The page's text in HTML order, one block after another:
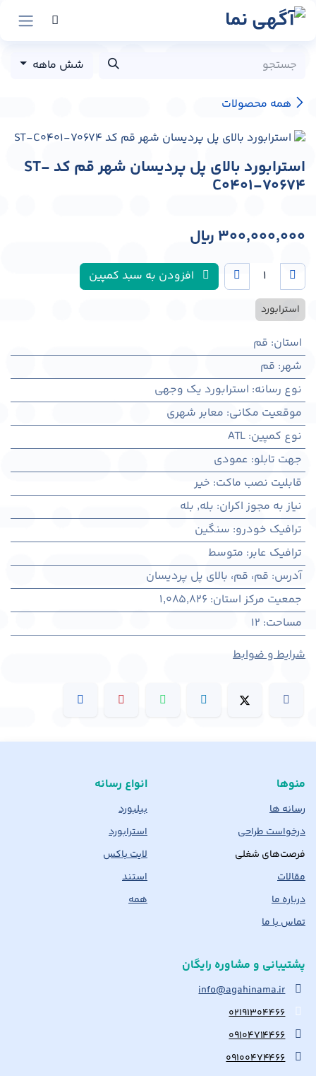
پرش به محتوا
همه محصولات
شش ماهه
استرابورد بالای پل پردیسان شهر قم کد ST-
C0401-70674
300,000,000 ﷼
افزودن به سبد کمپین
استرابورد
استان: قم
شهر: قم
نوع رسانه: استرابورد یک وجهی
موقعیت مکانی: معابر شهری
نوع کمپین:
ATL
جهت تابلو: عمودی
قابلیت نصب ماکت: خیر
نیاز به مجوز اکران: بله, بله
ترافیک خودرو: سنگین
ترافیک عابر: متوسط
آدرس: قم، قم، بالای پل پردیسان
جمعیت مرکز استان:
1,085,826
مساحت:
12
شرایط و ضوابط
منوها
رسانه ها
درخواست طراحی
فرصت‌های شغلی
مقالات
درباره ما
تماس با ما
انواع رسانه
بیلبورد
استرابورد
لایت باکس
استند
همه
پشتیبانی و مشاوره رایگان
info@agahinama.ir
۰۲۱۹۱۳۰۴۴۶۶
۰۹۱۰۴۷۱۴۴۶۶
۰۹۱۰۰۴۷۴۴۶۶